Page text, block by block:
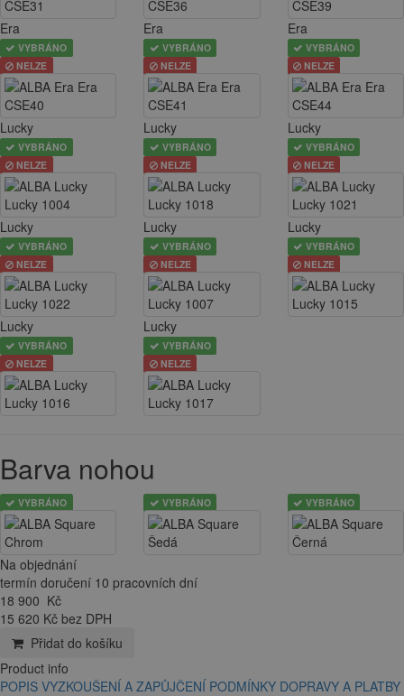
Era
VYBRÁNO
NELZE
Era
VYBRÁNO
NELZE
Era
VYBRÁNO
NELZE
Lucky
VYBRÁNO
NELZE
Lucky
VYBRÁNO
NELZE
Lucky
VYBRÁNO
NELZE
Lucky
VYBRÁNO
NELZE
Lucky
VYBRÁNO
NELZE
Lucky
VYBRÁNO
NELZE
Lucky
VYBRÁNO
NELZE
Lucky
VYBRÁNO
NELZE
Barva nohou
VYBRÁNO VYBRÁNO VYBRÁNO
Na objednání
termín doručení 10 pracovních dní
18 900 Kč
15 620 Kč bez DPH
Přidat do košíku
Product info
POPIS VYZKOUŠENÍ A ZAPŮJČENÍ PODMÍNKY DOPRAVY A PLATBY